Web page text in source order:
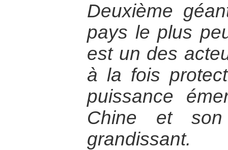
Deuxième
pays le plus
est un des
à la fois
puissance
Chine et son
grandissant.